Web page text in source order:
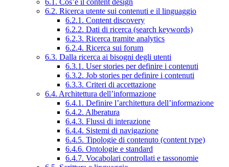
6.2. Ricerca utente sui contenuti e il linguaggio
6.2.1. Content discovery
6.2.2. Dati di ricerca (search keywords)
6.2.3. Ricerca tramite analytics
6.2.4. Ricerca sui forum
6.3. Dalla ricerca ai bisogni degli utenti
6.3.1. User stories per definire i contenuti
6.3.2. Job stories per definire i contenuti
6.3.3. Criteri di accettazione
6.4. Architettura dell’informazione
6.4.1. Definire l’architettura dell’informazione
6.4.2. Alberatura
6.4.3. Flussi di interazione
6.4.4. Sistemi di navigazione
6.4.5. Tipologie di contenuto (content type)
6.4.6. Ontologie e standard
6.4.7. Vocabolari controllati e tassonomie